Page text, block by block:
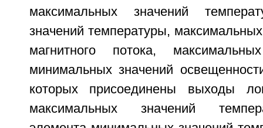
максимальных значений
значений температуры,
магнитного потока,
минимальных значений
которых присоединены выходы
максимальных значений